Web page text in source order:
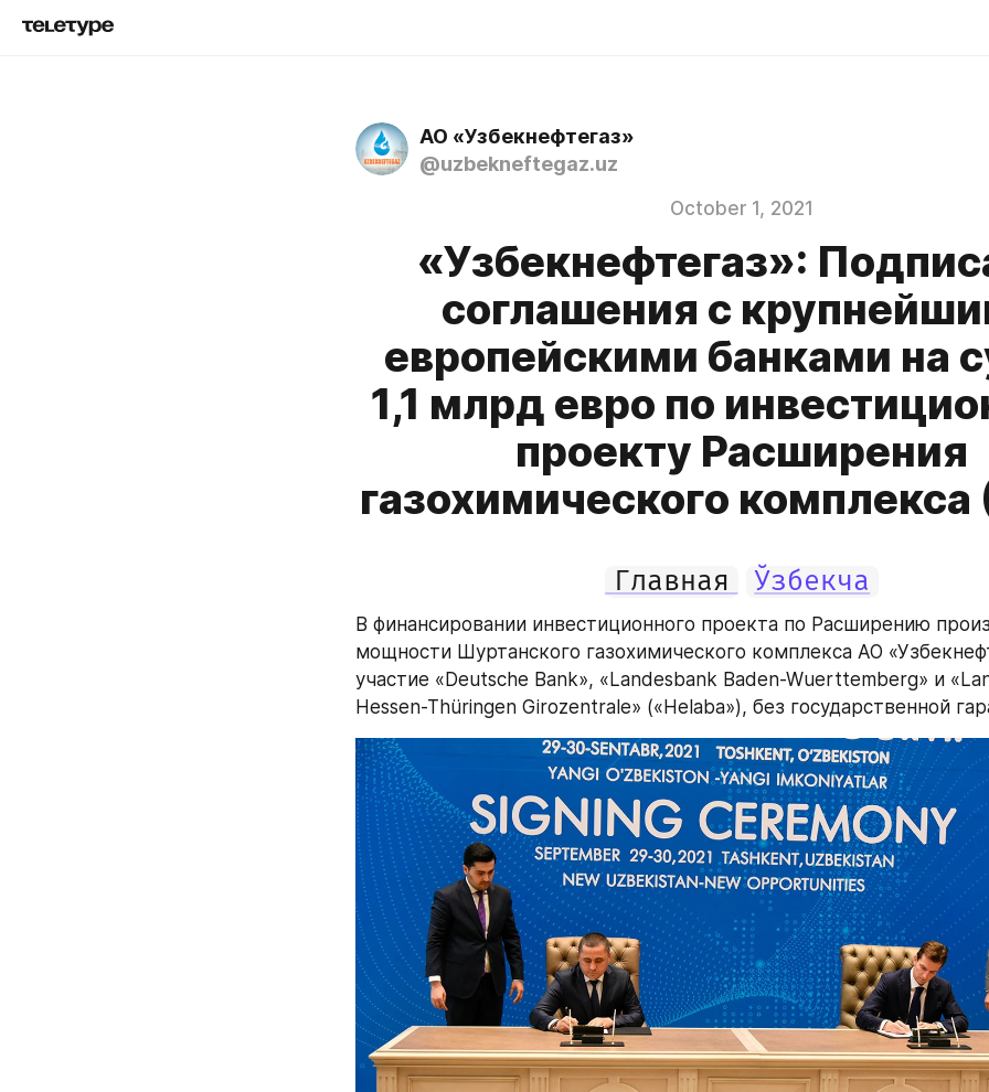
АО «Узбекнефтегаз»
@uzbekneftegaz.uz
October 1, 2021
«Узбекнефтегаз»:
соглашения с
европейскими банками на
1,1 млрд евро по
проекту Расширения
газохимического
Главная Ўзбекча
В финансировании инвестиционного проекта по Расширению
мощности Шуртанского газохимического комплекса АО
участие «Deutsche Bank», «Landesbank Baden-Wuerttemberg» и
Hessen-Thüringen Girozentrale» («Helaba»), без государственной